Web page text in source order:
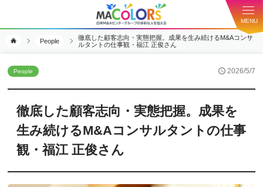
MENU
People
徹底した顧客志向・実態把握。成果を生み続けるM&Aコンサ
ルタントの仕事観・福江 正俊さん
People 2026/5/7
徹底した顧客志向・実態把握。成果を
生み続けるM&Aコンサルタントの仕事
観・福江 正俊さん